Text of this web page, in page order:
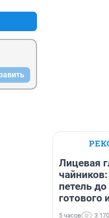
Лицевая
петель
готового
5 часов 3 170